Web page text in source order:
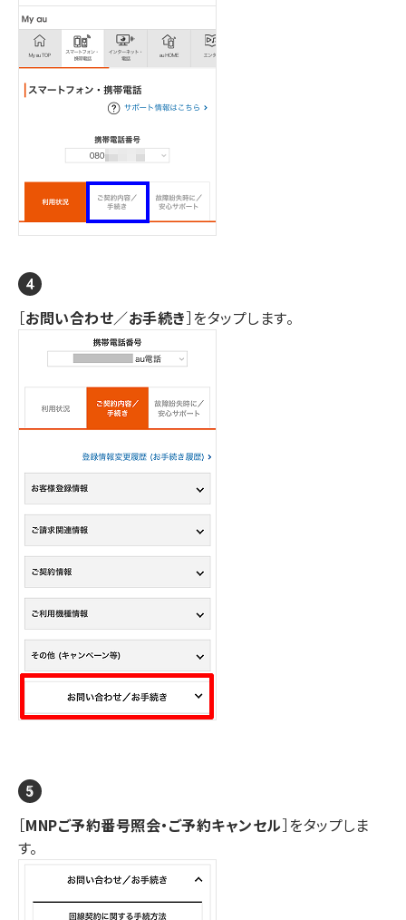
［お問い合わせ／お手続き］をタップします。
［MNPご予約番号照会・ご予約キャンセル］をタップしま
す。